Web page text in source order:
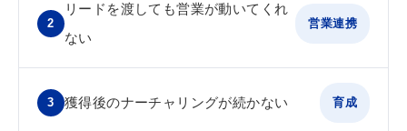
2
リードを渡しても営業が動いてくれ
ない
営業連携
3 獲得後のナーチャリングが続かない 育成